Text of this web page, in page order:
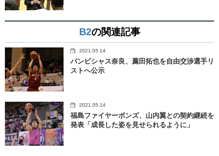
B2の関連記事
2021.05.14
バンビシャス奈良、薦田拓也を自由交渉選手リ
ストへ公示
2021.05.14
福島ファイヤーボンズ、山内翼との契約継続を
発表「成長した姿を見せられるように」